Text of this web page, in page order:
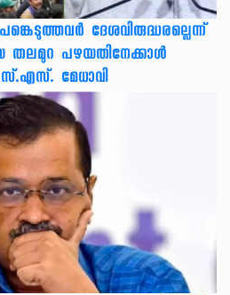
ദേശവിരുദ്ധരല്ലെന്ന്
പഴയതിനേക്കാൾ
മേധാവി